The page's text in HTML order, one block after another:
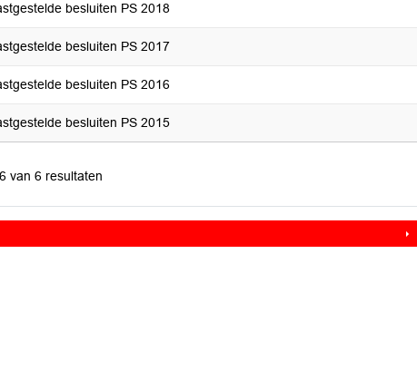
besluiten PS 2018
besluiten PS 2017
besluiten PS 2016
besluiten PS 2015
van 6 resultaten